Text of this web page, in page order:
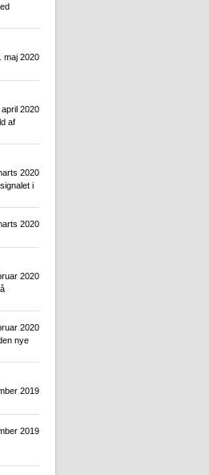
maj 2020
april 2020
af
2020
i
2020
2020
2020
nye
2019
2019